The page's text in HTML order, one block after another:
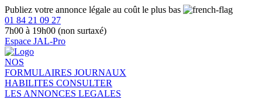
Publiez votre annonce légale au coût le plus bas
01 84 21 09 27
7h00 à 19h00 (non surtaxé)
Espace JAL-Pro
NOS
FORMULAIRES JOURNAUX
HABILITES CONSULTER
LES ANNONCES LEGALES